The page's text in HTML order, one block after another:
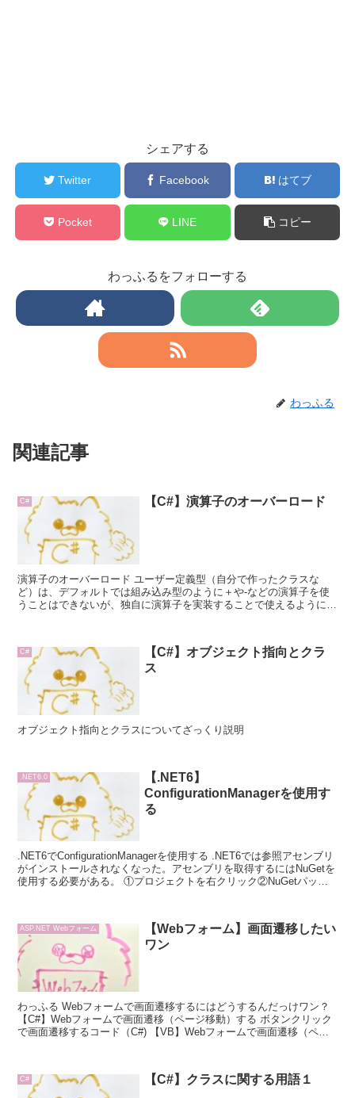
シェアする
Twitter Facebook はてブ
Pocket LINE コピー
わっふるをフォローする
わっふる
関連記事
C# 【C#】演算子のオーバーロード
演算子のオーバーロード ユーザー定義型（自分で作ったクラスな
ど）は、デフォルトでは組み込み型のように＋や-などの演算子を使
うことはできないが、独自に演算子を実装することで使えるようにな
C#
【C#】オブジェクト指向とクラ
ス
オブジェクト指向とクラスについてざっくり説明
.NET6.0
【.NET6】
ConfigurationManagerを使用す
る
.NET6でConfigurationManagerを使用する .NET6では参照アセンブリ
がインストールされなくなった。アセンブリを取得するにはNuGetを
使用する必要がある。 ①プロジェクトを右クリック②NuGetパッケ
ASP.NET Webフォーム
【Webフォーム】画面遷移したい
ワン
わっふる Webフォームで画面遷移するにはどうするんだっけワン？
【C#】Webフォームで画面遷移（ページ移動）する ボタンクリック
で画面遷移するコード（C#) 【VB】Webフォームで画面遷移（ペー
C# 【C#】クラスに関する用語１